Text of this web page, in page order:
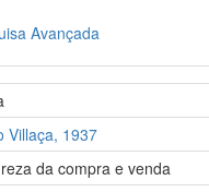
Avançada
Villaça, 1937
da compra e venda